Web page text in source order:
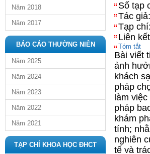
Năm 2018
Năm 2017
BÁO CÁO THƯỜNG NIÊN
Năm 2025
Năm 2024
Năm 2023
Năm 2022
Năm 2021
TẠP CHÍ KHOA HỌC ĐHCT
Số tạp
Tác giả:
Tạp
Liên
Tóm tắt
Bài viết
ảnh
khách
pháp
làm
pháp
khám
tính;
nghiên
tế và